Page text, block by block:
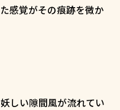
感覚がその痕跡を微か
しい隙間風が流れてい